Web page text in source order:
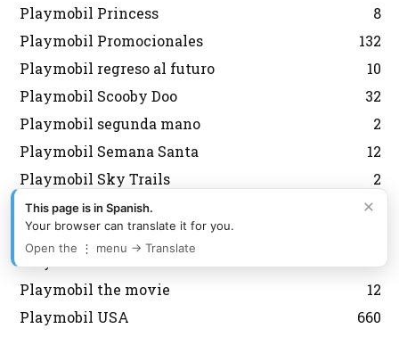
Playmobil Princess
8
Playmobil Promocionales
132
Playmobil regreso al futuro
10
Playmobil Scooby Doo
32
Playmobil segunda mano
2
Playmobil Semana Santa
12
Playmobil Sky Trails
2
Playmobil Special
Playmobil Special Plus
Playmobil Sudistas Confederados
Playmobil the movie
12
Playmobil USA
660
×
This page is in Spanish.
Your browser can translate it for you.
Open the ⋮ menu → Translate